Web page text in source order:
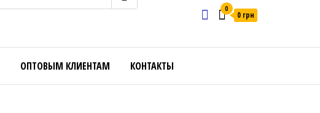
0
0 грн
ОПТОВЫМ КЛИЕНТАМ КОНТАКТЫ